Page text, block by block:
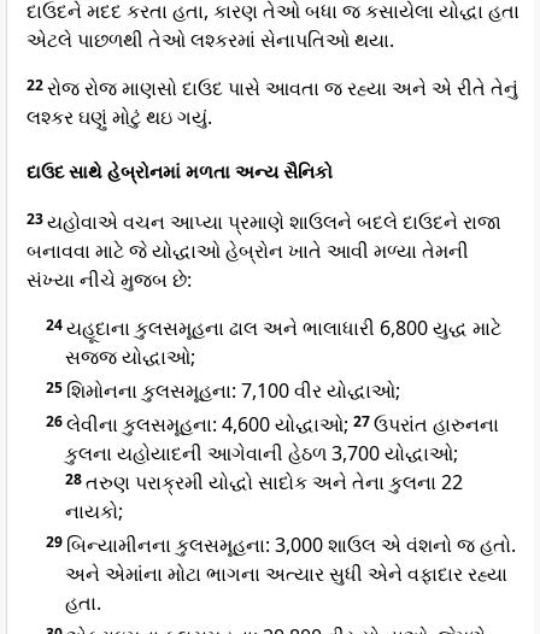
દાઉદને મદદ કરતા હતા, કારણ તેઓ બધા જ કસાયેલા યોદ્ધા હતા
એટલે પાછળથી તેઓ લશ્કરમાં સેનાપતિઓ થયા.
22રોજ રોજ માણસો દાઉદ પાસે આવતા જ રહ્યા અને એ રીતે તેનું
લશ્કર ઘણું મોટું થઇ ગયું.
દાઉદ સાથે હેબ્રોનમાં મળતા અન્ય સૈનિકો
23યહોવાએ વચન આપ્યા પ્રમાણે શાઉલને બદલે દાઉદને રાજા
બનાવવા માટે જે યોદ્ધાઓ હેબ્રોન ખાતે આવી મળ્યા તેમની
સંખ્યા નીચે મુજબ છે:
24યહૂદાના કુલસમૂહના ઢાલ અને ભાલાધારી 6,800 યુદ્ધ માટે
સજ્જ યોદ્ધાઓ;
25 શિમોનના કુલસમૂહના: 7,100 વીર યોદ્ધાઓ;
26લેવીના કુલસમૂહના: 4,600 યોદ્ધાઓ; 27ઉપરાંત હારુનના
કુલના યહોયાદની આગેવાની હેઠળ 3,700 યોદ્ધાઓ;
28તરુણ પરાક્રમી યોદ્ધો સાદોક અને તેના કુલના 22
નાયકો;
29 બિન્યામીનના કુલસમૂહના: 3,000 શાઉલ એ વંશનો જ હતો.
અને એમાંના મોટા ભાગના અત્યાર સુધી એને વફાદાર રહ્યા
હતા.